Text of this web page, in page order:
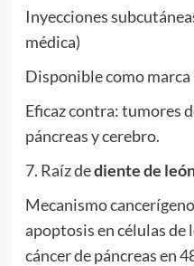
Inyecciones
médica)
Disponible como
Eficaz contra: tumores
páncreas y cerebro.
7. Raíz dediente de
Mecanismo
apoptosis en células de
cáncer de páncreas en